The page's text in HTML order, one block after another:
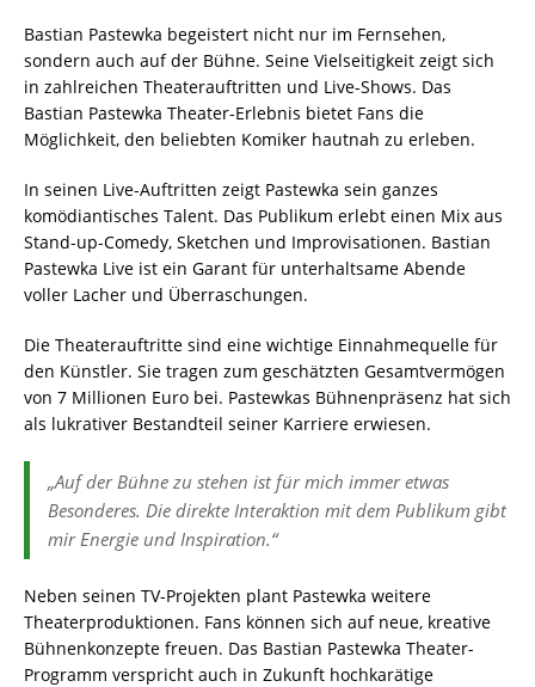
Bastian Pastewka begeistert nicht nur im Fernsehen,
sondern auch auf der Bühne. Seine Vielseitigkeit zeigt sich
in zahlreichen Theaterauftritten und Live-Shows. Das
Bastian Pastewka Theater-Erlebnis bietet Fans die
Möglichkeit, den beliebten Komiker hautnah zu erleben.
In seinen Live-Auftritten zeigt Pastewka sein ganzes
komödiantisches Talent. Das Publikum erlebt einen Mix aus
Stand-up-Comedy, Sketchen und Improvisationen. Bastian
Pastewka Live ist ein Garant für unterhaltsame Abende
voller Lacher und Überraschungen.
Die Theaterauftritte sind eine wichtige Einnahmequelle für
den Künstler. Sie tragen zum geschätzten Gesamtvermögen
von 7 Millionen Euro bei. Pastewkas Bühnenpräsenz hat sich
als lukrativer Bestandteil seiner Karriere erwiesen.
„Auf der Bühne zu stehen ist für mich immer etwas
Besonderes. Die direkte Interaktion mit dem Publikum gibt
mir Energie und Inspiration.“
Neben seinen TV-Projekten plant Pastewka weitere
Theaterproduktionen. Fans können sich auf neue, kreative
Bühnenkonzepte freuen. Das Bastian Pastewka Theater-
Programm verspricht auch in Zukunft hochkarätige